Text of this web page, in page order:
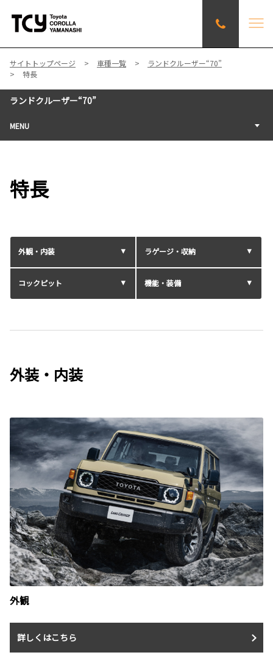
サイトトップページ 車種一覧
ランドクルーザー“70”
特長
ランドクルーザー“70”
MENU
特長
外観・内装 ラゲージ・収納
コックピット 機能・装備
外装・内装
外観
詳しくはこちら